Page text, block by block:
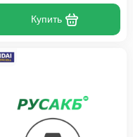
Купить